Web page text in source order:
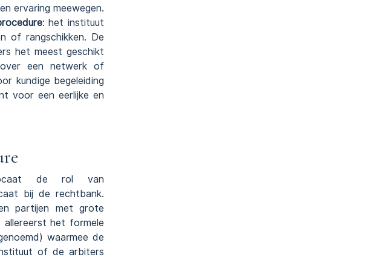
ervaring meewegen.
: het instituut
of rangschikken. De
het meest geschikt
een netwerk of
kundige begeleiding
voor een eerlijke en
de rol van
bij de rechtbank.
partijen met grote
het formele
waarmee de
of de arbiters